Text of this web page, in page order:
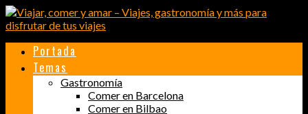
Portada
Temas
Gastronomía
Comer en Barcelona
Comer en Bilbao